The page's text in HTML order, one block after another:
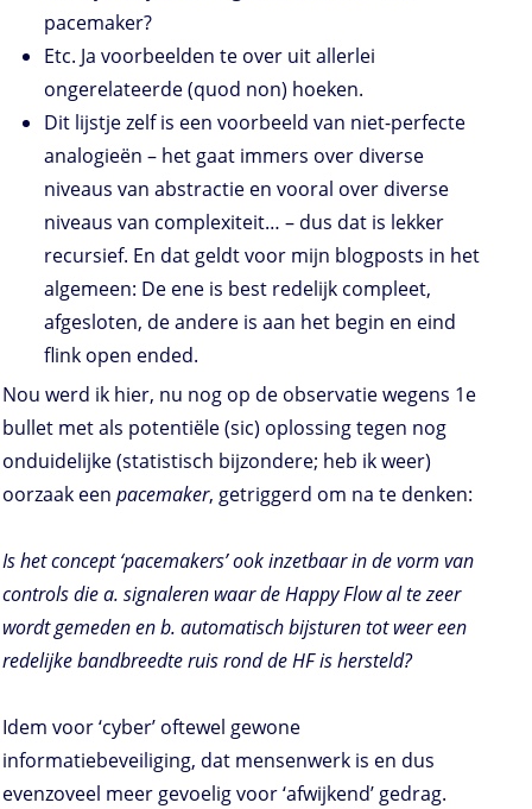
pacemaker?
Etc. Ja voorbeelden te over uit allerlei
ongerelateerde (quod non) hoeken.
Dit lijstje zelf is een voorbeeld van niet-perfecte
analogieën – het gaat immers over diverse
niveaus van abstractie en vooral over diverse
niveaus van complexiteit… – dus dat is lekker
recursief. En dat geldt voor mijn blogposts in het
algemeen: De ene is best redelijk compleet,
afgesloten, de andere is aan het begin en eind
flink open ended.
Nou werd ik hier, nu nog op de observatie wegens 1e
bullet met als potentiële (sic) oplossing tegen nog
onduidelijke (statistisch bijzondere; heb ik weer)
oorzaak een pacemaker, getriggerd om na te denken:
Is het concept ‘pacemakers’ ook inzetbaar in de vorm van
controls die a. signaleren waar de Happy Flow al te zeer
wordt gemeden en b. automatisch bijsturen tot weer een
redelijke bandbreedte ruis rond de HF is hersteld?
Idem voor ‘cyber’ oftewel gewone
informatiebeveiliging, dat mensenwerk is en dus
evenzoveel meer gevoelig voor ‘afwijkend’ gedrag.